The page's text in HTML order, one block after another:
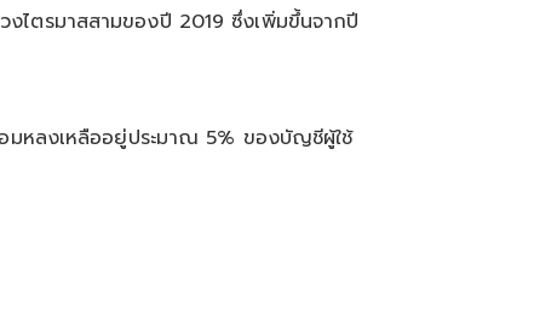
ไตรมาสสามของปี 2019 ซึ่งเพิ่มขึ้นจากปี
หลงเหลืออยู่ประมาณ 5% ของบัญชีผู้ใช้